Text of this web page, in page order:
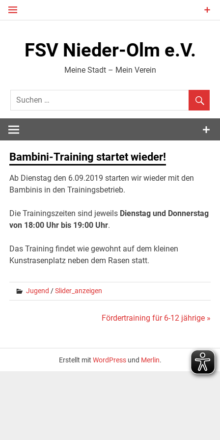
Zum
FSV Nieder-Olm e.V.
Meine Stadt – Mein Verein
Bambini-Training startet wieder!
Ab Dienstag den 6.09.2019 starten wir wieder mit den
Bambinis in den Trainingsbetrieb.
Die Trainingszeiten sind jeweils Dienstag und Donnerstag
von 18:00 Uhr bis 19:00 Uhr.
Das Training findet wie gewohnt auf dem kleinen
Kunstrasenplatz neben dem Rasen statt.
Jugend /Slider_anzeigen
BeitragsnavigationFördertraining für 6-12 jährige »
Erstellt mit WordPressund Merlin.